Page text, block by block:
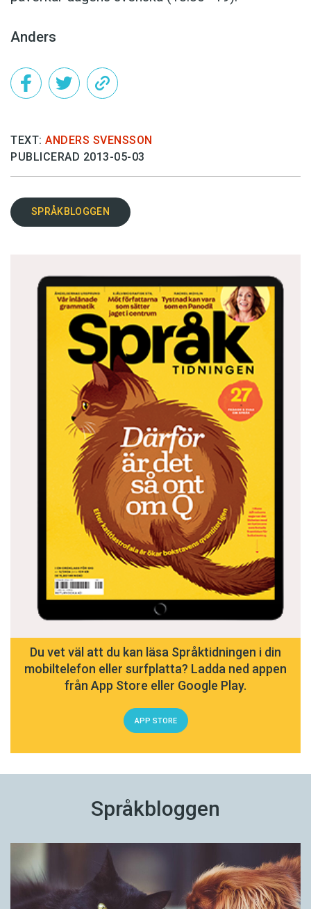
Anders
TEXT: ANDERS SVENSSON
PUBLICERAD 2013-05-03
SPRÅKBLOGGEN
Du vet väl att du kan läsa Språktidningen i din
mobiltelefon eller surfplatta? Ladda ned appen
från App Store eller Google Play.
APP STORE
Språkbloggen